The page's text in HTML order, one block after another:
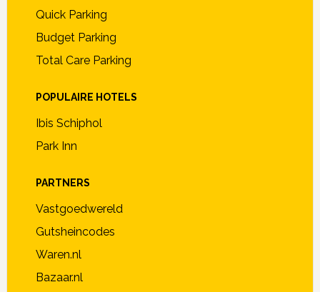
Quick Parking
Budget Parking
Total Care Parking
POPULAIRE HOTELS
Ibis Schiphol
Park Inn
PARTNERS
Vastgoedwereld
Gutsheincodes
Waren.nl
Bazaar.nl